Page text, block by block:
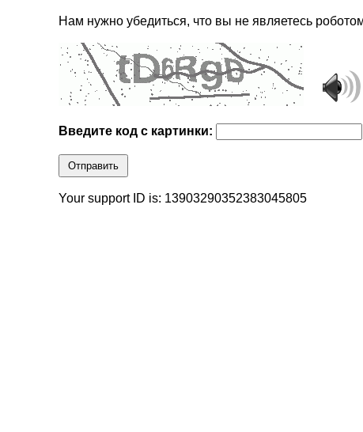
Нам нужно убедиться, что вы не являетесь
Введите код с картинки:
Отправить
Your support ID is: 13903290352383045805